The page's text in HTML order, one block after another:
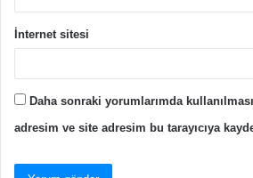
İnternet sitesi
Daha sonraki yorumlarımda
adresim ve site adresim bu tarayıcıya